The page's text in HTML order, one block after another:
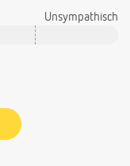
Unsympathisch